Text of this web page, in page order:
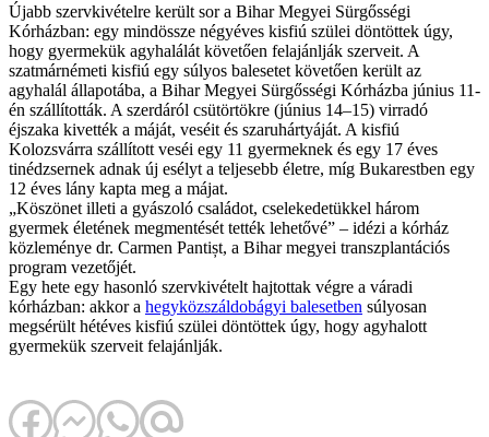
Újabb szervkivételre került sor a Bihar Megyei Sürgősségi
Kórházban: egy mindössze négyéves kisfiú szülei döntöttek úgy,
hogy gyermekük agyhalálát követően felajánlják szerveit. A
szatmárnémeti kisfiú egy súlyos balesetet követően került az
agyhalál állapotába, a Bihar Megyei Sürgősségi Kórházba június 11-
én szállították. A szerdáról csütörtökre (június 14–15) virradó
éjszaka kivették a máját, veséit és szaruhártyáját. A kisfiú
Kolozsvárra szállított veséi egy 11 gyermeknek és egy 17 éves
tinédzsernek adnak új esélyt a teljesebb életre, míg Bukarestben egy
12 éves lány kapta meg a májat.
„Köszönet illeti a gyászoló családot, cselekedetükkel három
gyermek életének megmentését tették lehetővé” – idézi a kórház
közleménye dr. Carmen Pantișt, a Bihar megyei transzplantációs
program vezetőjét.
Egy hete egy hasonló szervkivételt hajtottak végre a váradi
kórházban: akkor a hegyközszáldobágyi balesetben súlyosan
megsérült hétéves kisfiú szülei döntöttek úgy, hogy agyhalott
gyermekük szerveit felajánlják.